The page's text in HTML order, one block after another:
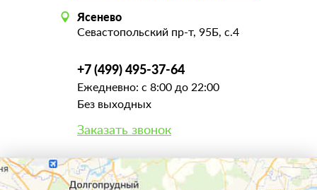
Ясенево
Севастопольский пр-т, 95Б, с.4
+7 (499) 495-37-64
Ежедневно: с 8:00 до 22:00
Без выходных
Заказать звонок